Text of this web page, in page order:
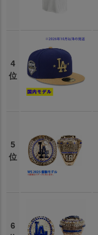
4
位
5
位
6